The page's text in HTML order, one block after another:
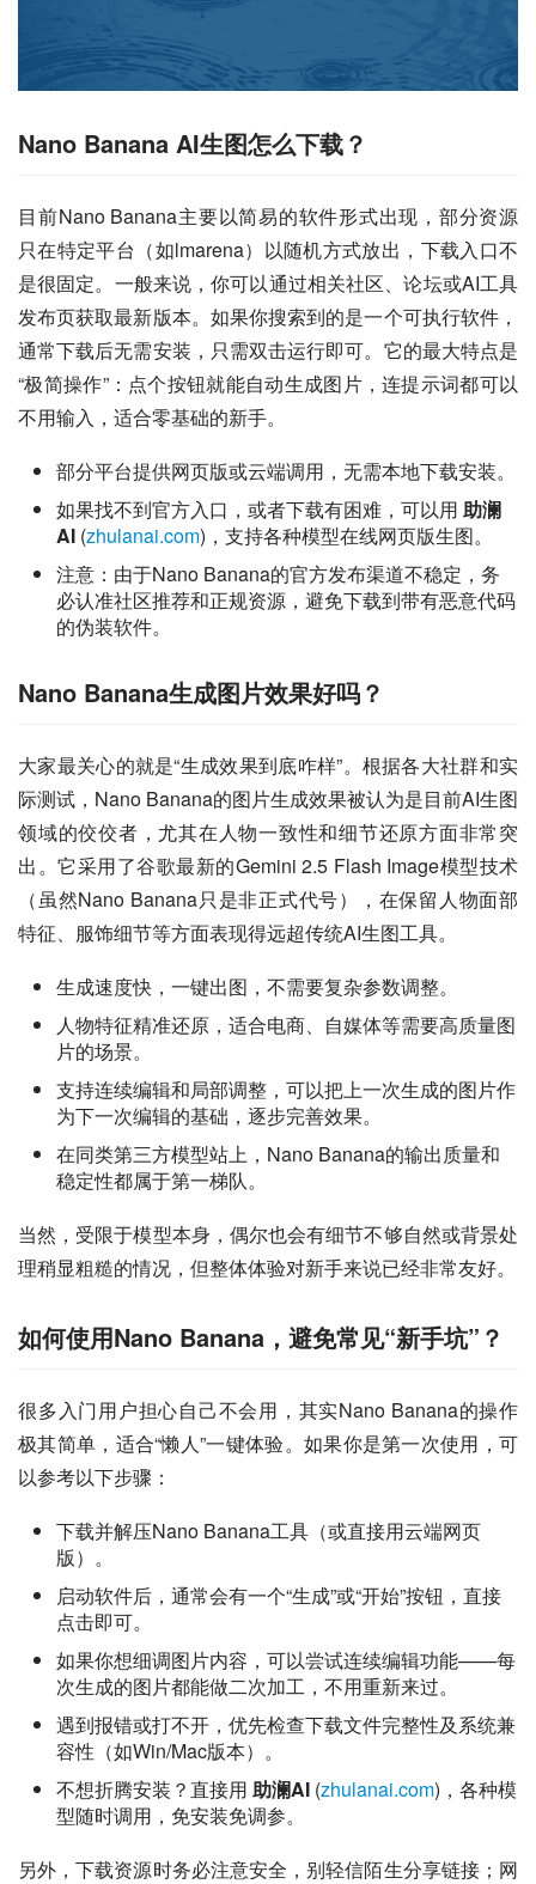
Nano Banana AI生图怎么下载？
目前Nano Banana主要以简易的软件形式出现，部分资源
只在特定平台（如lmarena）以随机方式放出，下载入口不
是很固定。一般来说，你可以通过相关社区、论坛或AI工具
发布页获取最新版本。如果你搜索到的是一个可执行软件，
通常下载后无需安装，只需双击运行即可。它的最大特点是
“极简操作”：点个按钮就能自动生成图片，连提示词都可以
不用输入，适合零基础的新手。
部分平台提供网页版或云端调用，无需本地下载安装。
如果找不到官方入口，或者下载有困难，可以用 助澜
AI (zhulanai.com)，支持各种模型在线网页版生图。
注意：由于Nano Banana的官方发布渠道不稳定，务
必认准社区推荐和正规资源，避免下载到带有恶意代码
的伪装软件。
Nano Banana生成图片效果好吗？
大家最关心的就是“生成效果到底咋样”。根据各大社群和实
际测试，Nano Banana的图片生成效果被认为是目前AI生图
领域的佼佼者，尤其在人物一致性和细节还原方面非常突
出。它采用了谷歌最新的Gemini 2.5 Flash Image模型技术
（虽然Nano Banana只是非正式代号），在保留人物面部
特征、服饰细节等方面表现得远超传统AI生图工具。
生成速度快，一键出图，不需要复杂参数调整。
人物特征精准还原，适合电商、自媒体等需要高质量图
片的场景。
支持连续编辑和局部调整，可以把上一次生成的图片作
为下一次编辑的基础，逐步完善效果。
在同类第三方模型站上，Nano Banana的输出质量和
稳定性都属于第一梯队。
当然，受限于模型本身，偶尔也会有细节不够自然或背景处
理稍显粗糙的情况，但整体体验对新手来说已经非常友好。
如何使用Nano Banana，避免常见“新手坑”？
很多入门用户担心自己不会用，其实Nano Banana的操作
极其简单，适合“懒人”一键体验。如果你是第一次使用，可
以参考以下步骤：
下载并解压Nano Banana工具（或直接用云端网页
版）。
启动软件后，通常会有一个“生成”或“开始”按钮，直接
点击即可。
如果你想细调图片内容，可以尝试连续编辑功能——每
次生成的图片都能做二次加工，不用重新来过。
遇到报错或打不开，优先检查下载文件完整性及系统兼
容性（如Win/Mac版本）。
不想折腾安装？直接用 助澜AI (zhulanai.com)，各种模
型随时调用，免安装免调参。
另外，下载资源时务必注意安全，别轻信陌生分享链接；网